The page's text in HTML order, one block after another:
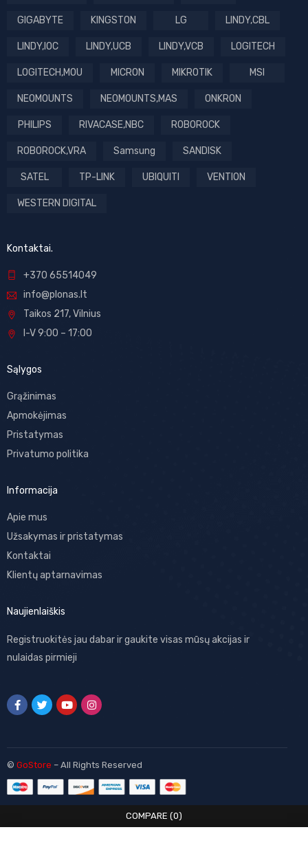
GIGABYTE KINGSTON LG LINDY,CBL
LINDY,IOC LINDY,UCB LINDY,VCB LOGITECH
LOGITECH,MOU MICRON MIKROTIK MSI
NEOMOUNTS NEOMOUNTS,MAS ONKRON
PHILIPS RIVACASE,NBC ROBOROCK
ROBOROCK,VRA Samsung SANDISK
SATEL TP-LINK UBIQUITI VENTION
WESTERN DIGITAL
Kontaktai.
+370 65514049
info@plonas.lt
Taikos 217, Vilnius
I-V 9:00 – 17:00
Sąlygos
Grąžinimas
Apmokėjimas
Pristatymas
Privatumo politika
Informacija
Apie mus
Užsakymas ir pristatymas
Kontaktai
Klientų aptarnavimas
Naujienlaiškis
Registruokitės jau dabar ir gaukite visas mūsų akcijas ir
nulaidas pirmieji
© GoStore – All Rights Reserved
COMPARE (0)